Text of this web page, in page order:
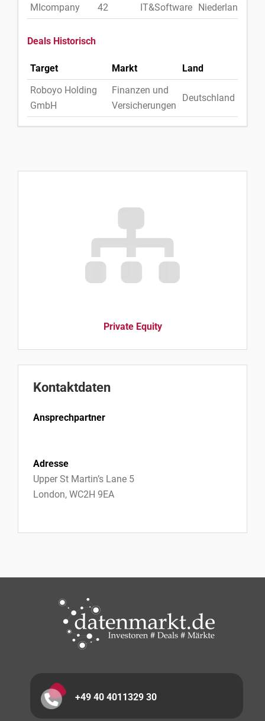
MIcompany
42 IT&Software Niederlande
Deals Historisch
Target Markt
Land
Roboyo Holding
GmbH
Finanzen und
Versicherungen
Deutschland
Private Equity
Kontaktdaten
Ansprechpartner
Adresse
Upper St Martin’s Lane 5
London, WC2H 9EA
+49 40 4011329 30